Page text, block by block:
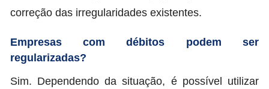
correção das irregularidades existentes.
Empresas com débitos podem ser
regularizadas?
Sim. Dependendo da situação, é possível utilizar